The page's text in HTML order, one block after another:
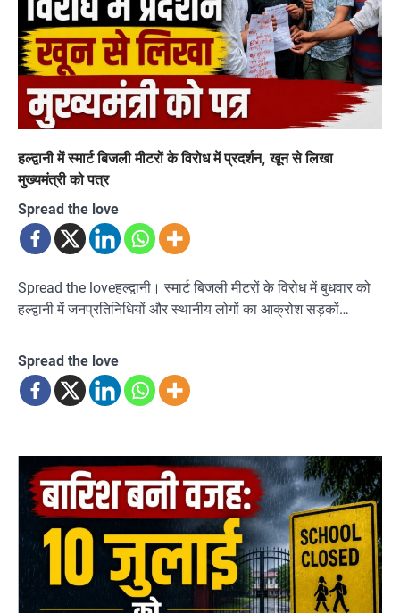
हल्द्वानी में स्मार्ट बिजली मीटरों के विरोध में प्रदर्शन, खून से लिखा
मुख्यमंत्री को पत्र
Spread the love
Spread the loveहल्द्वानी। स्मार्ट बिजली मीटरों के विरोध में बुधवार को
हल्द्वानी में जनप्रतिनिधियों और स्थानीय लोगों का आक्रोश सड़कों…
Spread the love